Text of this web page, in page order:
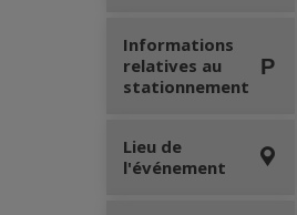
Informations
relatives au
stationnement
Lieu de
l'événement